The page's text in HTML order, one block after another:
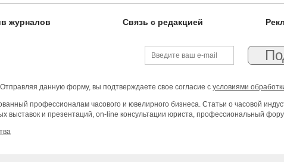
журналов Связь с редакцией
Отправляя данную форму, вы подтверждаете свое согласие с условиями
профессионалам часового и ювелирного бизнеса. Статьи о часовой
выставок и презентаций, on-line консультации юриста, профессиональный